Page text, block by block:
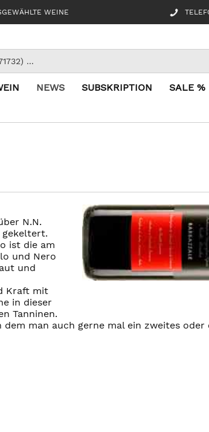
WEINE
NEWS SUBSKRIPTION SALE %
N.N.
gekeltert.
ist die am
und Nero
und
Kraft mit
in dieser
Tanninen.
man auch gerne mal ein zweites oder